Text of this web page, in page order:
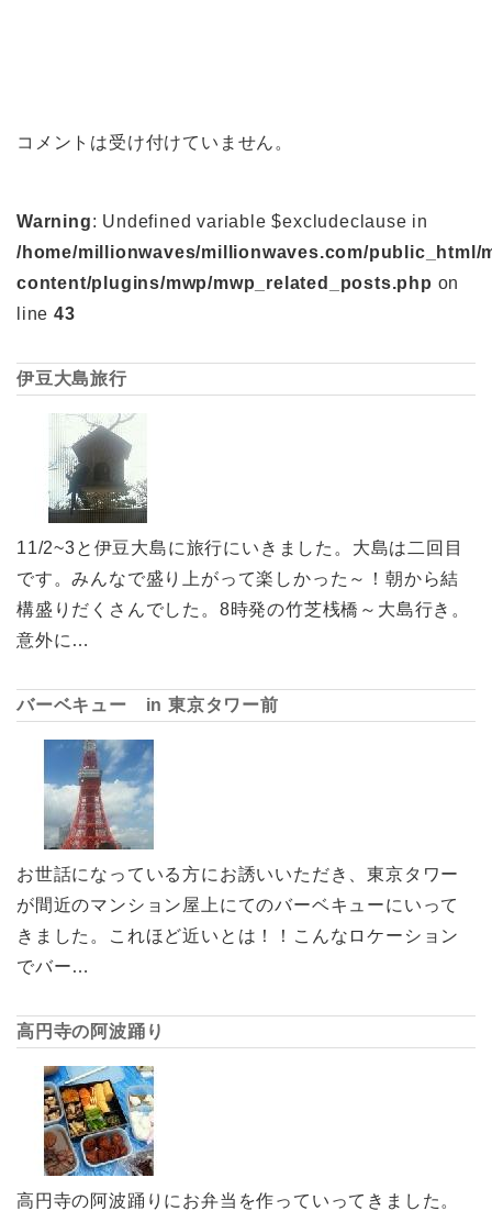
コメントは受け付けていません。
Warning: Undefined variable $excludeclause in
/home/millionwaves/millionwaves.com/public_html/
content/plugins/mwp/mwp_related_posts.php on
line 43
伊豆大島旅行
11/2~3と伊豆大島に旅行にいきました。大島は二回目
です。みんなで盛り上がって楽しかった～！朝から結
構盛りだくさんでした。8時発の竹芝桟橋～大島行き。
意外に…
バーベキュー in 東京タワー前
お世話になっている方にお誘いいただき、東京タワー
が間近のマンション屋上にてのバーベキューにいって
きました。これほど近いとは！！こんなロケーション
でバー…
高円寺の阿波踊り
高円寺の阿波踊りにお弁当を作っていってきました。